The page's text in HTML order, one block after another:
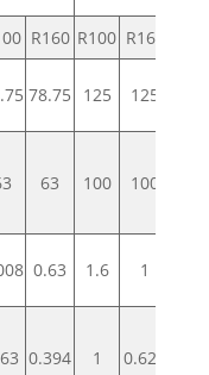
R160 R100 R160
78.75 125 125
63 100 100
0.63 1.6 1
0.394 1 0.625